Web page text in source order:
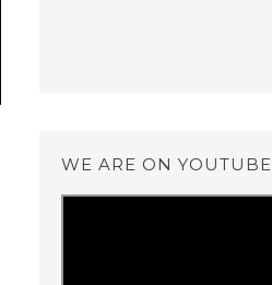
WE ARE ON YOUTUBE